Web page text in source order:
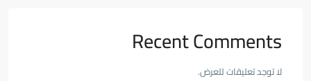
Recent Comments
لا توجد تعليقات للعرض.